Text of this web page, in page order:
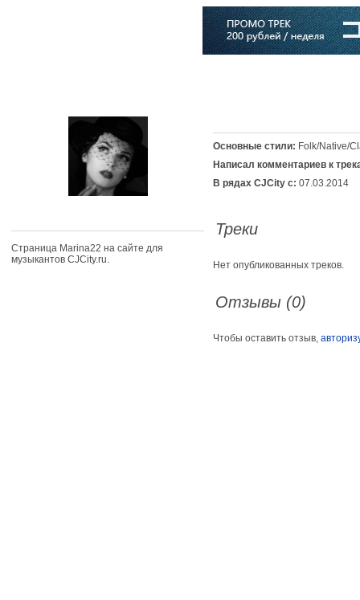
Страница Marina22 на сайте для
музыкантов CJCity.ru.
Основные стили: Folk/Native/
Написал комментариев к
В рядах CJCity с: 07.03.2014
Треки
Нет опубликованных треков.
Отзывы (0)
Чтобы оставить отзыв,